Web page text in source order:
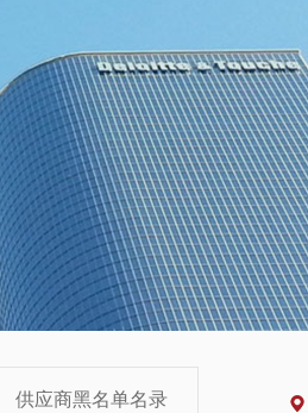
供应商黑名单名录